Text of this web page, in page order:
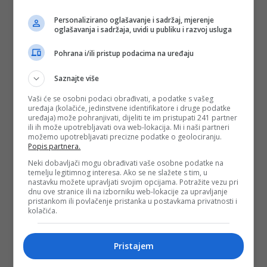
Personalizirano oglašavanje i sadržaj, mjerenje
oglašavanja i sadržaja, uvidi u publiku i razvoj usluga
Pohrana i/ili pristup podacima na uređaju
Saznajte više
Vaši će se osobni podaci obrađivati, a podatke s vašeg
uređaja (kolačiće, jedinstvene identifikatore i druge podatke
uređaja) može pohranjivati, dijeliti te im pristupati 241 partner
ili ih može upotrebljavati ova web-lokacija. Mi i naši partneri
možemo upotrebljavati precizne podatke o geolociranju.
Popis partnera.
Neki dobavljači mogu obrađivati vaše osobne podatke na
temelju legitimnog interesa. Ako se ne slažete s tim, u
nastavku možete upravljati svojim opcijama. Potražite vezu pri
dnu ove stranice ili na izborniku web-lokacije za upravljanje
pristankom ili povlačenje pristanka u postavkama privatnosti i
kolačića.
Pristajem